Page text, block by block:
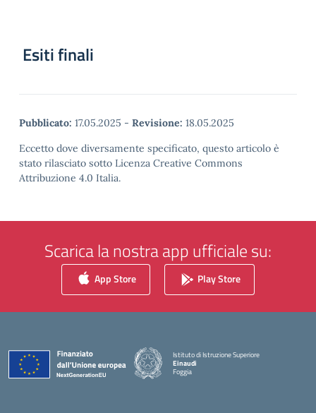
Esiti finali
Pubblicato: 17.05.2025 - Revisione: 18.05.2025
Eccetto dove diversamente specificato, questo articolo è
stato rilasciato sotto Licenza Creative Commons
Attribuzione 4.0 Italia.
Scarica la nostra app ufficiale su:
App Store Play Store
Istituto di Istruzione Superiore
Einaudi
Foggia
— Visita la pagina iniziale della scuola